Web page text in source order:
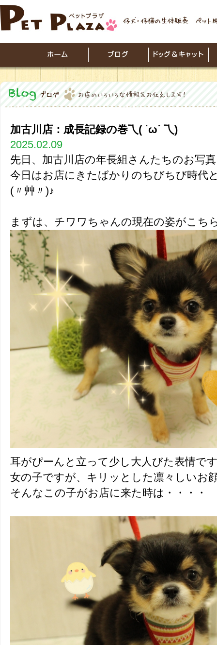
加古川店：成長記録の巻乁( ˙ω˙ 乁)
2025.02.09
先日、加古川店の年長組さんたちのお写
今日はお店にきたばかりのちびちび時代
(〃艸〃)♪
まずは、チワワちゃんの現在の姿がこち
耳がぴーんと立って少し大人びた表情で
女の子ですが、キリッとした凛々しいお
そんなこの子がお店に来た時は・・・・